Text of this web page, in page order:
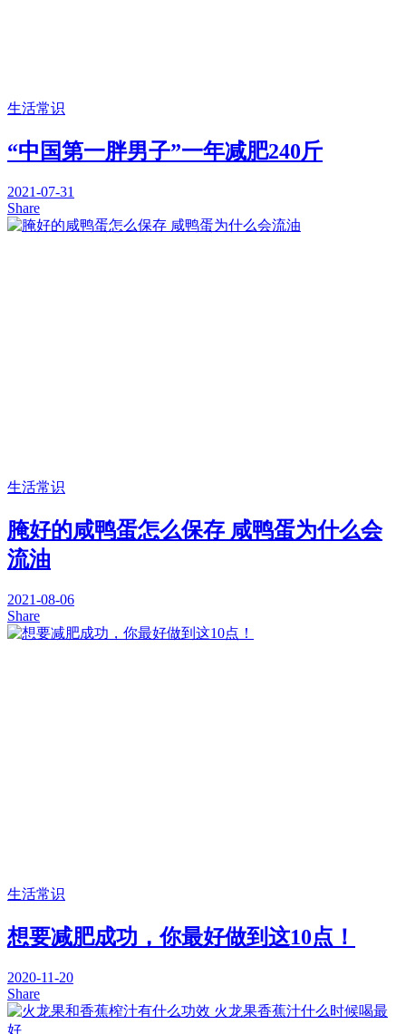
生活常识
“中国第一胖男子”一年减肥240斤
2021-07-31
Share
生活常识
腌好的咸鸭蛋怎么保存 咸鸭蛋为什么会
流油
2021-08-06
Share
生活常识
想要减肥成功，你最好做到这10点！
2020-11-20
Share